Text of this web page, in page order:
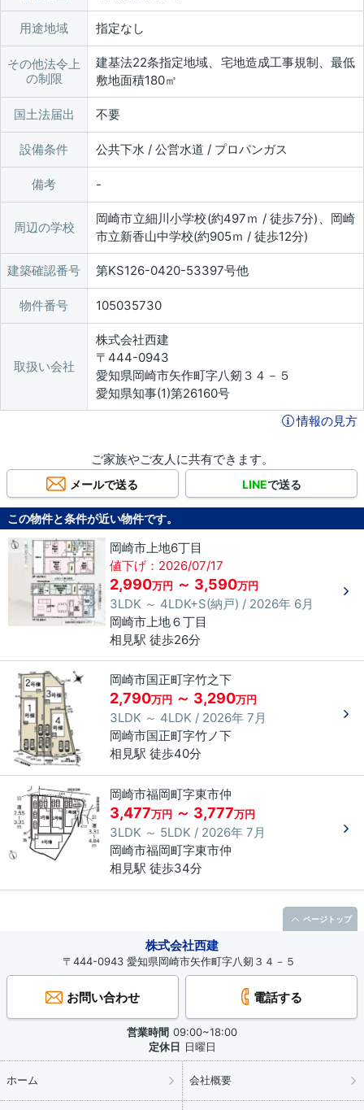
用途地域 指定なし
その他法令上
の制限
建基法22条指定地域、宅地造成工事規制、最低
敷地面積180㎡
国土法届出 不要
設備条件 公共下水 / 公営水道 / プロパンガス
備考
周辺の学校
岡崎市立細川小学校(約497ｍ / 徒歩7分)、岡崎
市立新香山中学校(約905ｍ / 徒歩12分)
建築確認番号 第KS126-0420-53397号他
物件番号 105035730
取扱い会社
株式会社西建
〒444-0943
愛知県岡崎市矢作町字八剱３４－５
愛知県知事(1)第26160号
情報の見方
ご家族やご友人に共有できます。
メールで送る LINEで送る
この物件と条件が近い物件です。
岡崎市上地6丁目
値下げ：2026/07/17
2,990万円 ～ 3,590万円
3LDK ～ 4LDK+S(納戸) / 2026年 6月
岡崎市上地６丁目
相見駅 徒歩26分
岡崎市国正町字竹之下
2,790万円 ～ 3,290万円
3LDK ～ 4LDK / 2026年 7月
岡崎市国正町字竹ノ下
相見駅 徒歩40分
岡崎市福岡町字東市仲
3,477万円 ～ 3,777万円
3LDK ～ 5LDK / 2026年 7月
岡崎市福岡町字東市仲
相見駅 徒歩34分
株式会社西建
〒444-0943 愛知県岡崎市矢作町字八剱３４－５
お問い合わせ 電話する
営業時間 09:00~18:00
定休日 日曜日
ホーム 会社概要
ページトップ